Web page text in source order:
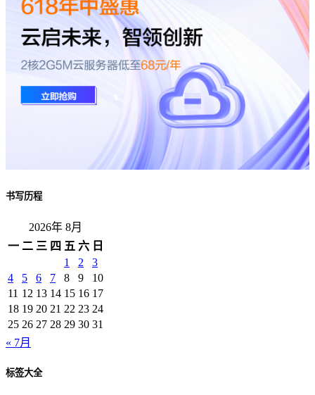
书写历程
2026年 8月
一 二 三 四 五 六 日
1
2
3
4
5 6 7 8 9
10
11 12 13 14 15 16 17
18 19 20 21 22 23 24
25 26 27 28 29 30 31
« 7月
标签大全